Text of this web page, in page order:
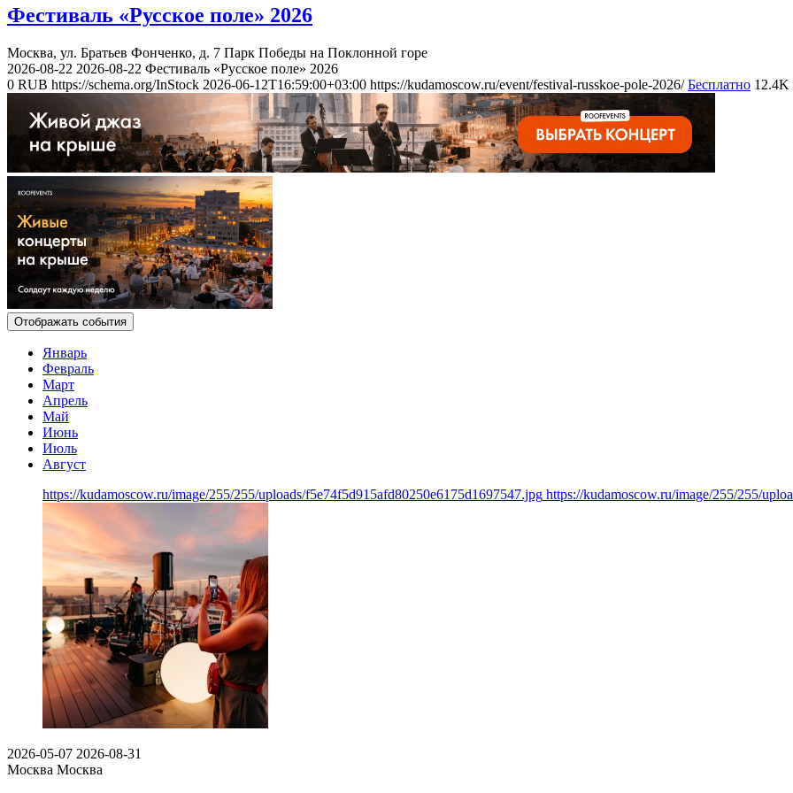
Фестиваль «Русское поле» 2026
Москва, ул. Братьев Фонченко, д. 7 Парк Победы на Поклонной горе
2026-08-22 2026-08-22 Фестиваль «Русское поле» 2026
0 RUB https://schema.org/InStock 2026-06-12T16:59:00+03:00 https://kudamoscow.ru/event/festival-russkoe-pole-2026/ Бесплатно 12.4K
Отображать события
Январь
Февраль
Март
Апрель
Май
Июнь
Июль
Август
https://kudamoscow.ru/image/255/255/uploads/f5e74f5d915afd80250e6175d1697547.jpg https://kudamoscow.ru/image/255/255/
2026-05-07 2026-08-31
Москва Москва